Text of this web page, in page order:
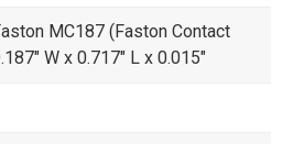
MC187 (Faston Contact
W x 0.717" L x 0.015"